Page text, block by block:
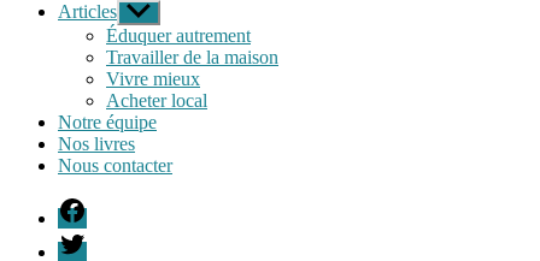
Articles Afficher
le
sous-
menu
Éduquer autrement
Travailler de la maison
Vivre mieux
Acheter local
Notre équipe
Nos livres
Nous contacter
F
T